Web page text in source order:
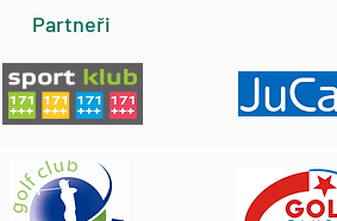
Partneři